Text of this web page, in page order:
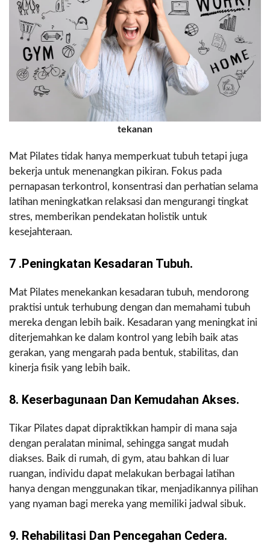
tekanan
Mat Pilates tidak hanya memperkuat tubuh tetapi juga
bekerja untuk menenangkan pikiran. Fokus pada
pernapasan terkontrol, konsentrasi dan perhatian selama
latihan meningkatkan relaksasi dan mengurangi tingkat
stres, memberikan pendekatan holistik untuk
kesejahteraan.
7 .Peningkatan Kesadaran Tubuh.
Mat Pilates menekankan kesadaran tubuh, mendorong
praktisi untuk terhubung dengan dan memahami tubuh
mereka dengan lebih baik. Kesadaran yang meningkat ini
diterjemahkan ke dalam kontrol yang lebih baik atas
gerakan, yang mengarah pada bentuk, stabilitas, dan
kinerja fisik yang lebih baik.
8. Keserbagunaan Dan Kemudahan Akses.
Tikar Pilates dapat dipraktikkan hampir di mana saja
dengan peralatan minimal, sehingga sangat mudah
diakses. Baik di rumah, di gym, atau bahkan di luar
ruangan, individu dapat melakukan berbagai latihan
hanya dengan menggunakan tikar, menjadikannya pilihan
yang nyaman bagi mereka yang memiliki jadwal sibuk.
9. Rehabilitasi Dan Pencegahan Cedera.